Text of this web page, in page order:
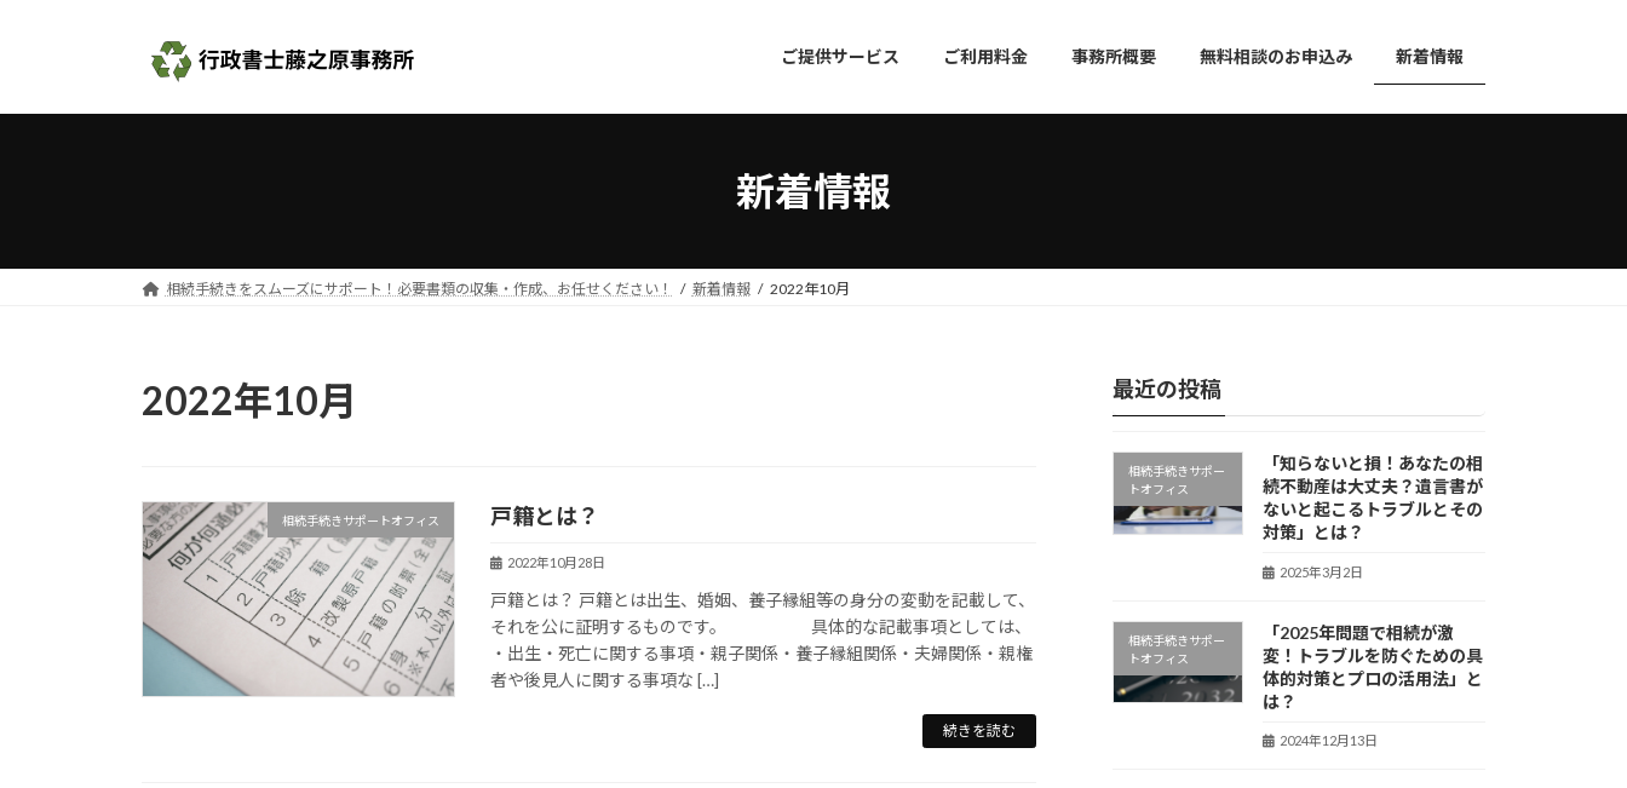
プ
動
ご提供サービス ご利用料金 事務所概要 無料相談のお申込み 新着情報
新着情報
相続手続きをスムーズにサポート！必要書類の収集・作成、お任せください！ 新着情報 2022年10月
2022年10月
相続手続きサポートオフィス 戸籍とは？
2022年10月28日
戸籍とは？ 戸籍とは出生、婚姻、養子縁組等の身分の変動を記載して、
それを公に証明するものです。 具体的な記載事項としては、
・出生・死亡に関する事項・親子関係・養子縁組関係・夫婦関係・親権
者や後見人に関する事項な […]
続きを読む
最近の投稿
相続手続きサポー
トオフィス
「知らないと損！あなたの相
続不動産は大丈夫？遺言書が
ないと起こるトラブルとその
対策」とは？
2025年3月2日
相続手続きサポー
トオフィス
「2025年問題で相続が激
変！トラブルを防ぐための具
体的対策とプロの活用法」と
は？
2024年12月13日